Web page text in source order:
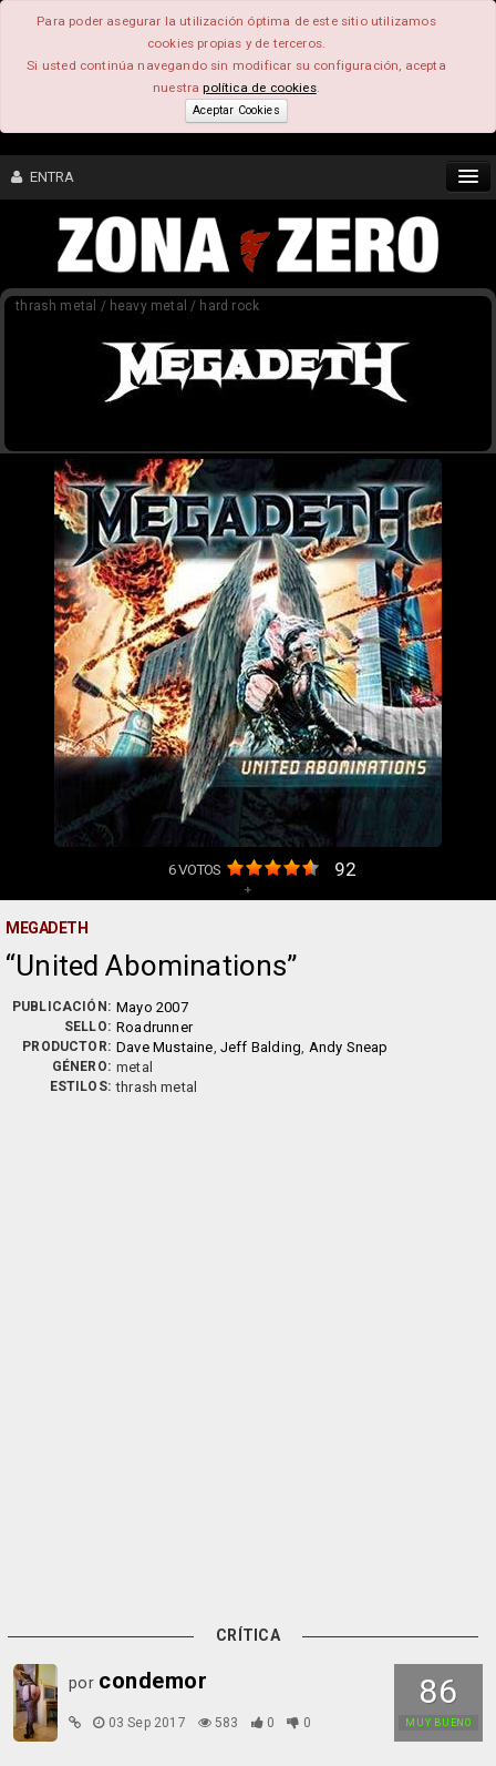
Para poder asegurar la utilización óptima de este sitio utilizamos
cookies propias y de terceros.
Si usted continúa navegando sin modificar su configuración, acepta
nuestrapolítica de cookies.
Aceptar Cookies
ENTRA
CONTENIDO
thrash metal / heavy metal / hard rock
6VOTOS 92
+
MEGADETH
United Abominations
PUBLICACIÓN: Mayo 2007
SELLO: Roadrunner
PRODUCTOR: Dave Mustaine, Jeff Balding, Andy Sneap
GÉNERO: metal
ESTILOS: thrash metal
CRÍTICA
86
MUY BUENO
por condemor
03 Sep 2017 583 0 0